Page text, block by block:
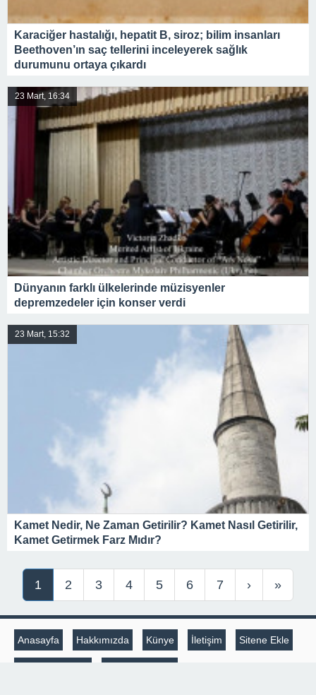
Karaciğer hastalığı, hepatit B, siroz; bilim insanları
Beethoven’ın saç tellerini inceleyerek sağlık
durumunu ortaya çıkardı
23 Mart, 16:34
Dünyanın farklı ülkelerinde müzisyenler
depremzedeler için konser verdi
23 Mart, 15:32
Kamet Nedir, Ne Zaman Getirilir? Kamet Nasıl Getirilir,
Kamet Getirmek Farz Mıdır?
1 2 3 4 5 6 7 › »
Anasayfa Hakkımızda Künye İletişim Sitene Ekle